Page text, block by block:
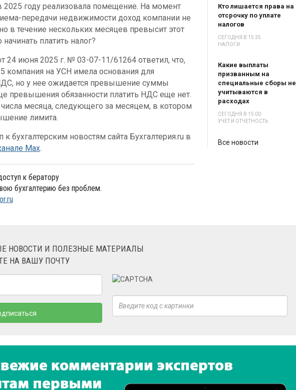
2025 году реализовала помещение. На момент
передачи недвижимости доход компании не
в течение нескольких месяцев превысит этот
платить налог?
24 июня 2025 г. № 03-07-11/61264 ответил, что,
компания на УСН имела основания для
но у нее ожидается превышение суммы
превышения обязанности платить НДС еще нет.
числа месяца, следующего за месяцем, в котором
лимита.
бухгалтерским новостям сайта Бухгалтерия.ru в
Max.
к бератору
бухгалтерию без проблем.
Кто лишается права на
отсрочку по уплате
налогов
СЕГОДНЯ В 15:35
НАЛОГИ
Какие выплаты
призванным на
специальные сборы не
учитываются в
расходах
СЕГОДНЯ В 15:00
УЧЕТ И ОТЧЕТНОСТЬ
Все новости
НОВОСТИ И ПОЛЕЗНЫЕ МАТЕРИАЛЫ
НА ВАШУ ПОЧТУ